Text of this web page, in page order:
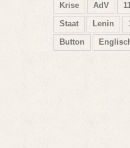
Krise AdV
Staat
Lenin
Button